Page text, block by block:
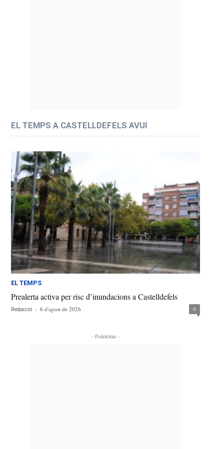
EL TEMPS A CASTELLDEFELS AVUI
EL TEMPS
Prealerta activa per risc d’inundacions a Castelldefels
Redacció - 6 d'agost de 2026 0
- Publicitat -